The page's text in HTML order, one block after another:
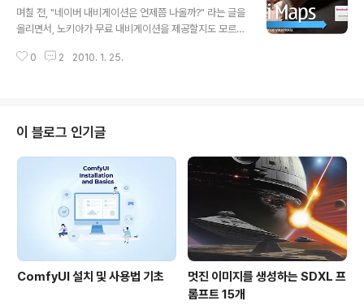
폭락하는 사태가 벌어졌었죠. 위성영상도 볼 수 있고, 실시
간 교통정보도 활용할 수 있고, 심지어는 거리의 모습을 3
수 있는데 무료로 제공되니, 전문 업체들이 타격을 입을 수
며칠 전, "네이버 내비게이션은 언제쯤 나올까?" 라는 글을
올리면서, 노키아가 무료 내비게이션을 제공할지도 모르겠
키아의 보도자료에 의하면, "차량용 내비게이션 뿐만 아니
되면 모바일 내비게이션 시장이 2배로 커질 것이라고 예상
하고 있답니다. 이 Ovi Maps에는 현재 180여개국의 상
세한 지도가 포함되어 있고, 74개국에서는 턴바이턴 음성
안내가, 10개국에서는 실시간 교통정보가 지원된다고 합
니다. 그러니까... 세계 어느 나라에 가더라도 언제든지 내
비게이션을 무료..
0 2 2010. 1. 25.
이 블로그 인기글
ComfyUI 설치 및 사용법 기초
멋진 이미지를 생성하는 SDXL 프
롬프트 15개